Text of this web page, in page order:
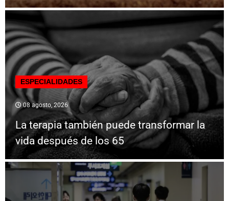
ESPECIALIDADES
08 agosto, 2026
La terapia también puede transformar la
vida después de los 65